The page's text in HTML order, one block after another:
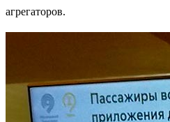
агрегаторов.